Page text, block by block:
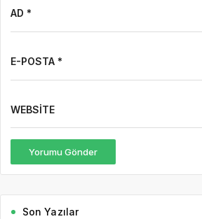
AD *
E-POSTA *
WEBSITE
Yorumu Gönder
Son Yazılar